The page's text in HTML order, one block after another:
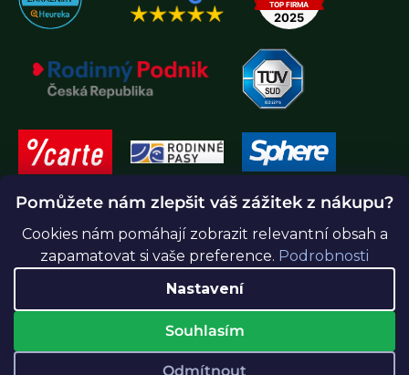
Pomůžete nám zlepšit váš zážitek z nákupu?
Cookies nám pomáhají zobrazit relevantní obsah a
zapamatovat si vaše preference. Podrobnosti
Nastavení
Odmítnout
Souhlasím
Vytvořil Shoptet Premium